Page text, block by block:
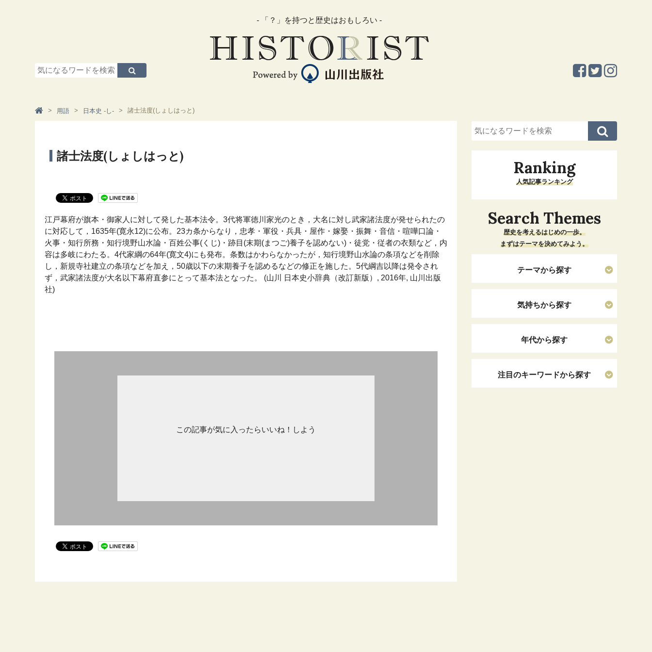
- 「？」を持つと歴史はおもしろい -
用語 日本史 -し- 諸士法度(しょしはっと)
諸士法度(しょしはっと)
江戸幕府が旗本・御家人に対して発した基本法令。3代将軍徳川家光のとき，大名に対し武家諸法度が発せられたの
に対応して，1635年(寛永12)に公布。23カ条からなり，忠孝・軍役・兵具・屋作・嫁娶・振舞・音信・喧嘩口論・
火事・知行所務・知行境野山水論・百姓公事(くじ)・跡目(末期(まつご)養子を認めない)・徒党・従者の衣類など，内
容は多岐にわたる。4代家綱の64年(寛文4)にも発布。条数はかわらなかったが，知行境野山水論の条項などを削除
し，新規寺社建立の条項などを加え，50歳以下の末期養子を認めるなどの修正を施した。5代綱吉以降は発令され
ず，武家諸法度が大名以下幕府直参にとって基本法となった。 (山川 日本史小辞典（改訂新版）, 2016年, 山川出版
社)
この記事が気に入ったらいいね！しよう
Ranking
人気記事ランキング
Search Themes
歴史を考えるはじめの一歩。
まずはテーマを決めてみよう。
テーマから探す
気持ちから探す
年代から探す
注目のキーワードから探す